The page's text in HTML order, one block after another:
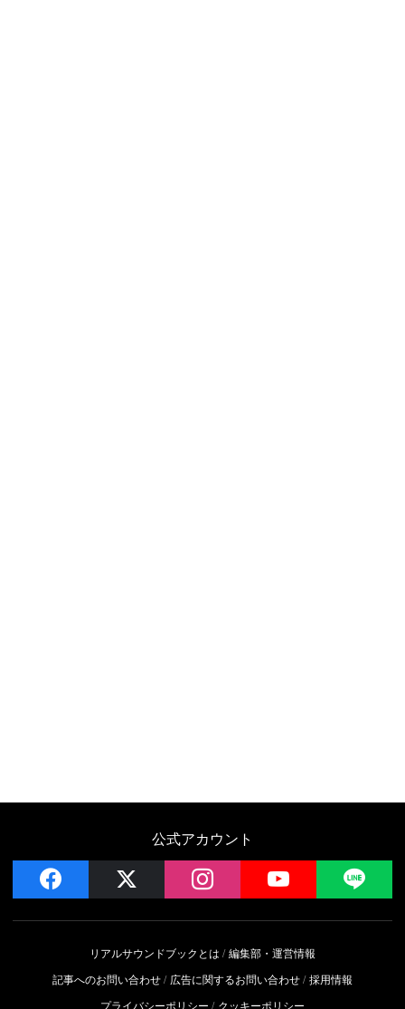
公式アカウント
facebook instagram YouTube
リアルサウンドブックとは
編集部・運営情報
記事へのお問い合わせ
広告に関するお問い合わせ 採用情報
プライバシーポリシー
クッキーポリシー